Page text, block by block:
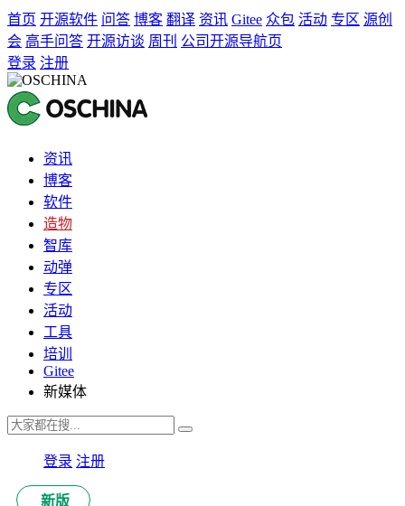
首页 开源软件 问答 博客 翻译 资讯 Gitee 众包 活动 专区 源创
会 高手问答 开源访谈 周刊 公司开源导航页
登录 注册
资讯
博客
软件
造物
智库
动弹
专区
活动
工具
培训
Gitee
新媒体
登录 注册
新版